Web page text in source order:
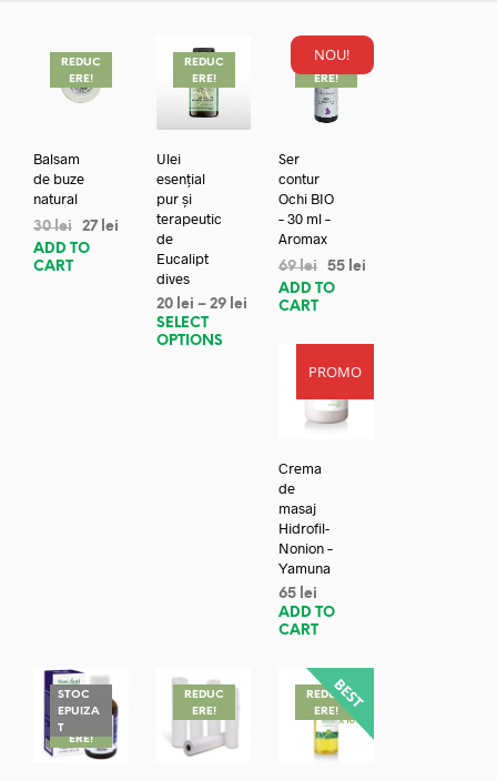
REDUC
ERE!
Balsam
de buze
natural
30lei 27 lei
ADD TO
CART
REDUC
ERE!
Ulei
esențial
pur și
terapeutic
de
Eucalipt
dives
20 lei – 29 lei
SELECT
OPTIONS
NOU!
REDUC
ERE!
Ser
contur
Ochi BIO
– 30 ml –
Aromax
69lei 55 lei
ADD TO
CART
PROMO
Crema
de
masaj
Hidrofil-
Nonion –
Yamuna
65 lei
ADD TO
CART
STOC
EPUIZA
TREDUC
ERE!
REDUC
ERE!
REDUC
ERE!